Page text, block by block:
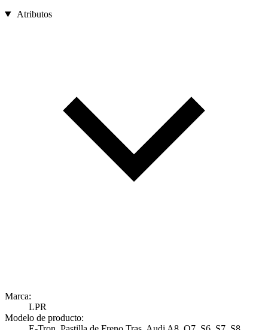
Atributos
Marca:
LPR
Modelo de producto: